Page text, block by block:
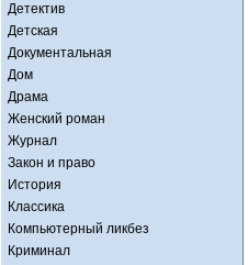
Детектив
Детская
Документальная
Дом
Драма
Женский роман
Журнал
Закон и право
История
Классика
Компьютерный ликбез
Криминал